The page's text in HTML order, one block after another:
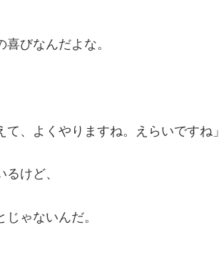
びなんだよな。
て、よくやりますね。えらいですね」
けど、
ゃないんだ。